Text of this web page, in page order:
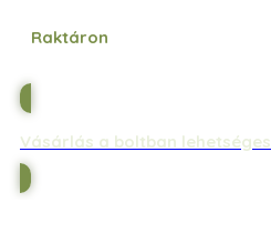
Raktáron
Vásárlás a boltban lehetséges